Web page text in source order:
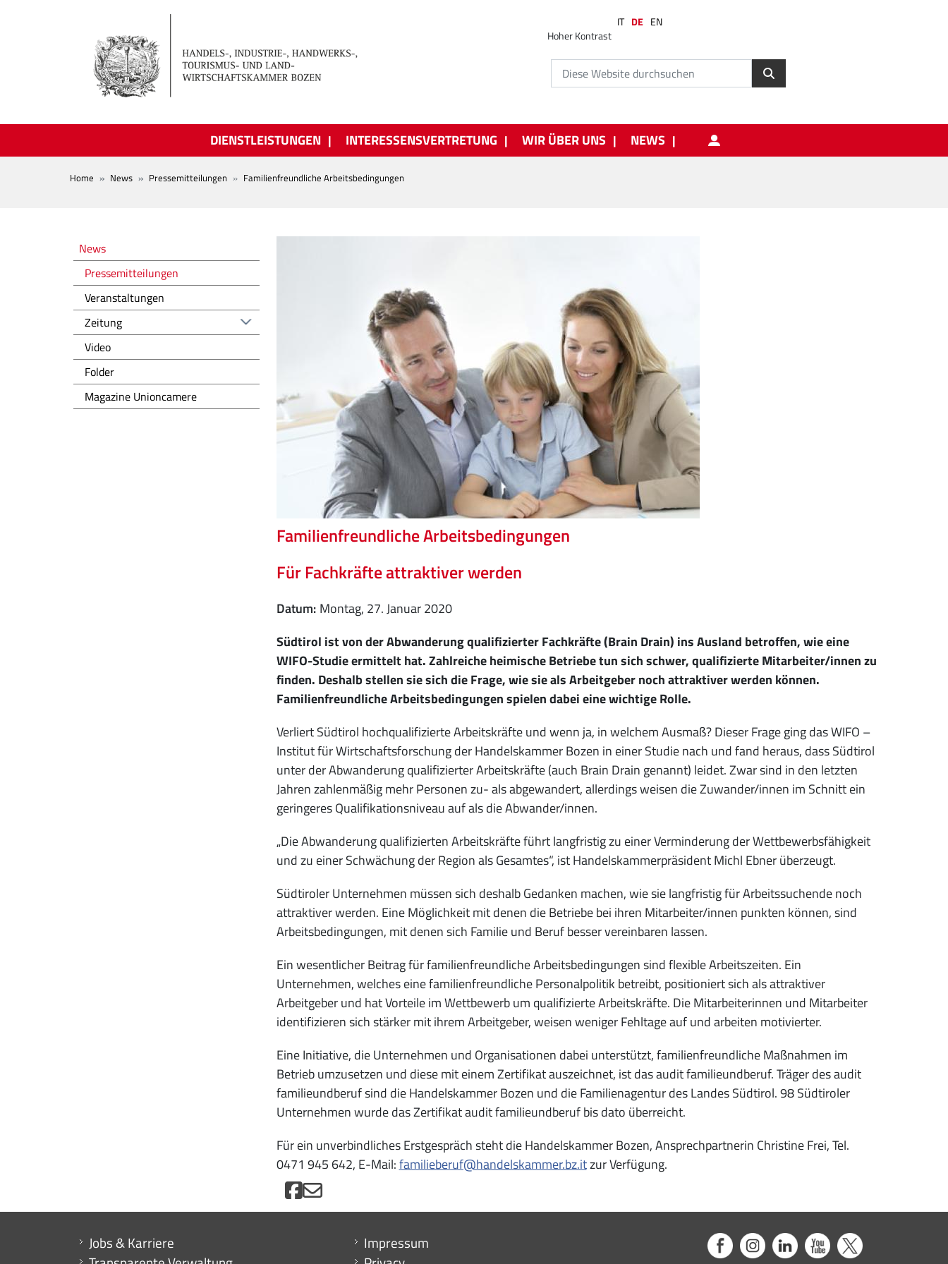
Hoher Kontrast
IT DE EN
DIENSTLEISTUNGEN INTERESSENSVERTRETUNG WIR ÜBER UNS NEWS
BREADCRUMB
Home News Pressemitteilungen Familienfreundliche Arbeitsbedingungen
Familienfreundliche Arbeitsbedingungen
Für Fachkräfte attraktiver werden
Datum Montag, 27. Januar 2020
Südtirol ist von der Abwanderung qualifizierter Fachkräfte (Brain Drain) ins Ausland betroffen, wie eine
WIFO-Studie ermittelt hat. Zahlreiche heimische Betriebe tun sich schwer, qualifizierte Mitarbeiter/innen zu
finden. Deshalb stellen sie sich die Frage, wie sie als Arbeitgeber noch attraktiver werden können.
Familienfreundliche Arbeitsbedingungen spielen dabei eine wichtige Rolle.
Verliert Südtirol hochqualifizierte Arbeitskräfte und wenn ja, in welchem Ausmaß? Dieser Frage ging das WIFO –
Institut für Wirtschaftsforschung der Handelskammer Bozen in einer Studie nach und fand heraus, dass Südtirol
unter der Abwanderung qualifizierter Arbeitskräfte (auch Brain Drain genannt) leidet. Zwar sind in den letzten
Jahren zahlenmäßig mehr Personen zu- als abgewandert, allerdings weisen die Zuwander/innen im Schnitt ein
geringeres Qualifikationsniveau auf als die Abwander/innen.
„Die Abwanderung qualifizierten Arbeitskräfte führt langfristig zu einer Verminderung der Wettbewerbsfähigkeit
und zu einer Schwächung der Region als Gesamtes“, ist Handelskammerpräsident Michl Ebner überzeugt.
Südtiroler Unternehmen müssen sich deshalb Gedanken machen, wie sie langfristig für Arbeitssuchende noch
attraktiver werden. Eine Möglichkeit mit denen die Betriebe bei ihren Mitarbeiter/innen punkten können, sind
Arbeitsbedingungen, mit denen sich Familie und Beruf besser vereinbaren lassen.
Ein wesentlicher Beitrag für familienfreundliche Arbeitsbedingungen sind flexible Arbeitszeiten. Ein
Unternehmen, welches eine familienfreundliche Personalpolitik betreibt, positioniert sich als attraktiver
Arbeitgeber und hat Vorteile im Wettbewerb um qualifizierte Arbeitskräfte. Die Mitarbeiterinnen und Mitarbeiter
identifizieren sich stärker mit ihrem Arbeitgeber, weisen weniger Fehltage auf und arbeiten motivierter.
Eine Initiative, die Unternehmen und Organisationen dabei unterstützt, familienfreundliche Maßnahmen im
Betrieb umzusetzen und diese mit einem Zertifikat auszeichnet, ist das audit familieundberuf. Träger des audit
familieundberuf sind die Handelskammer Bozen und die Familienagentur des Landes Südtirol. 98 Südtiroler
Unternehmen wurde das Zertifikat audit familieundberuf bis dato überreicht.
Für ein unverbindliches Erstgespräch steht die Handelskammer Bozen, Ansprechpartnerin Christine Frei, Tel.
0471 945 642, E-Mail:familieberuf@handelskammer.bz.itzur Verfügung.
Novità
News
Pressemitteilungen
Veranstaltungen
Zeitung
Video
Folder
Magazine Unioncamere
Mini menu di servizio
Jobs & Karriere
Menu footer
Impressum